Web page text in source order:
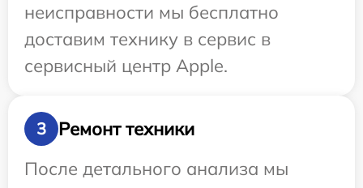
неисправности мы бесплатно
доставим технику в сервис в
сервисный центр Apple.
3
Ремонт техники
После детального анализа мы